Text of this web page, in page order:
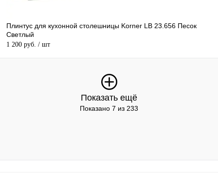
Плинтус для кухонной столешницы Korner LB 23.656 Песок
Светлый
1 200 руб. / шт
Показать ещё
Показано 7 из 233